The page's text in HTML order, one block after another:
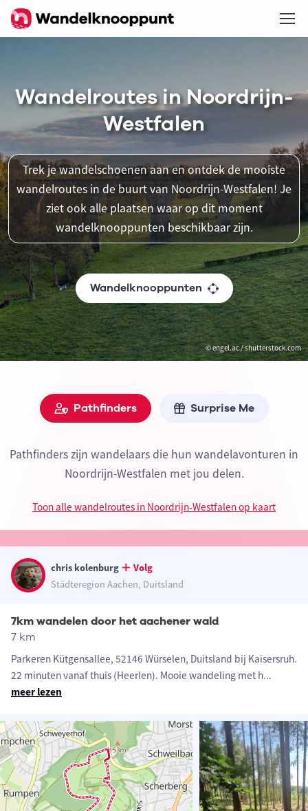
© engel.ac / shutterstock.com
Wandelroutes in Noordrijn-
Westfalen
Trek je wandelschoenen aan en ontdek de mooiste
wandelroutes in de buurt van Noordrijn-Westfalen! Je
ziet ook alle plaatsen waar op dit moment
wandelknooppunten beschikbaar zijn.
Wandelknooppunten
Pathfinders Surprise Me
Pathfinders zijn wandelaars die hun wandelavonturen in
Noordrijn-Westfalen met jou delen.
Toon alle wandelroutes in Noordrijn-Westfalen op kaart
chris kolenburg
Volg
Städteregion Aachen, Duitsland
7km wandelen door het aachener wald
7 km
Parkeren Kütgensallee, 52146 Würselen, Duitsland bij Kaisersruh.
22 minuten vanaf thuis (Heerlen). Mooie wandeling met h...
meer lezen